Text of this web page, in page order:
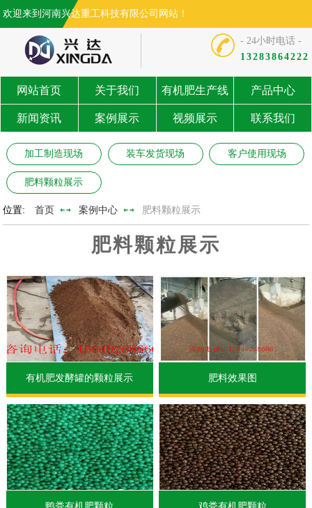
欢迎来到河南兴达重工科技有限公司网站！
- 24小时电话 -
13283864222
网站首页 关于我们 有机肥生产线 产品中心
新闻资讯 案例展示 视频展示 联系我们
加工制造现场 装车发货现场 客户使用现场
肥料颗粒展示
位置: 首页 案例中心 肥料颗粒展示
肥料颗粒展示
有机肥发酵罐的颗粒展示 肥料效果图